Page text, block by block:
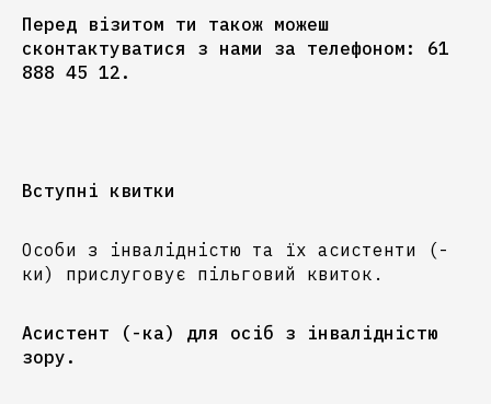
Перед візитом ти також можеш
сконтактуватися з нами за телефоном: 61
888 45 12.
Вступні квитки
Особи з інвалідністю та їх асистенти (-
ки) прислуговує пільговий квиток.
Асистент (-ка) для осіб з інвалідністю
зору.